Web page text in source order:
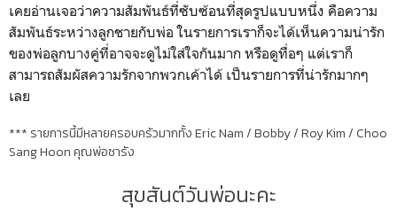
เคยอ่านเจอว่าความสัมพันธ์ที่ซับซ้อนที่สุดรูปแบบหนึ่ง คือความ
สัมพันธ์ระหว่างลูกชายกับพ่อ ในรายการเราก็จะได้เห็นความน่ารัก
ของพ่อลูกบางคู่ที่อาจจะดูไม่ใส่ใจกันมาก หรือดูทื่อๆ แต่เราก็
สามารถสัมผัสความรักจากพวกเค้าได้ เป็นรายการที่น่ารักมากๆ
เลย
*** รายการนี้มีหลายครอบครัวมากทั้ง Eric Nam / Bobby / Roy Kim / Choo
Sang Hoon คุณพ่อซารัง
สุขสันต์วันพ่อนะคะ